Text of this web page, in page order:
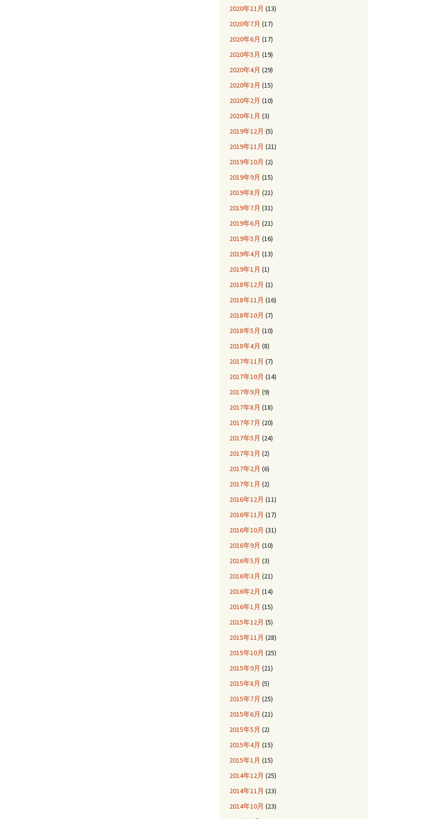
2020年11月 (13)
2020年7月 (17)
2020年6月 (17)
2020年5月 (19)
2020年4月 (29)
2020年3月 (15)
2020年2月 (10)
2020年1月 (3)
2019年12月 (5)
2019年11月 (21)
2019年10月 (2)
2019年9月 (15)
2019年8月 (21)
2019年7月 (31)
2019年6月 (21)
2019年5月 (16)
2019年4月 (13)
2019年1月 (1)
2018年12月 (1)
2018年11月 (16)
2018年10月 (7)
2018年5月 (10)
2018年4月 (8)
2017年11月 (7)
2017年10月 (14)
2017年9月 (9)
2017年8月 (18)
2017年7月 (20)
2017年5月 (24)
2017年3月 (2)
2017年2月 (6)
2017年1月 (2)
2016年12月 (11)
2016年11月 (17)
2016年10月 (31)
2016年9月 (10)
2016年5月 (3)
2016年3月 (21)
2016年2月 (14)
2016年1月 (15)
2015年12月 (5)
2015年11月 (28)
2015年10月 (25)
2015年9月 (21)
2015年8月 (5)
2015年7月 (25)
2015年6月 (21)
2015年5月 (2)
2015年4月 (15)
2015年1月 (15)
2014年12月 (25)
2014年11月 (23)
2014年10月 (23)